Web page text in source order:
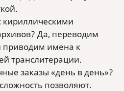
кириллическими
Да, переводим
приводим имена к
транслитерации.
заказы «день в день»?
позволяют.